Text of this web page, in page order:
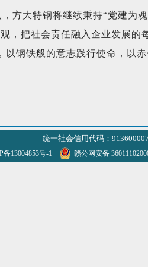
方大特钢将继续秉持“党建为
，把社会责任融入企业发展
以钢铁般的意志践行使命，以
统一社会信用代码：
备13004853号-1 赣公网安备